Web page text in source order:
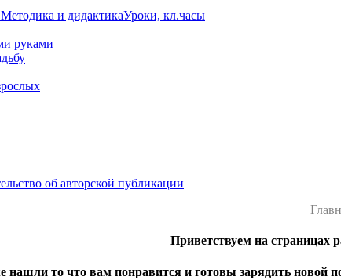
Методика и дидактикаУроки, кл.часы
руками
об авторской публикации
Приветствуем на страницах
то что вам понравится и готовы зарядить новой